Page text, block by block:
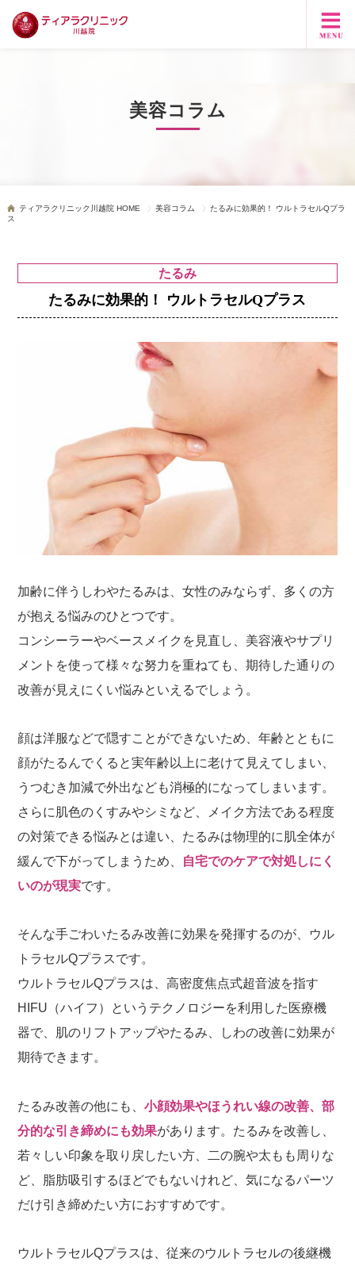
美容コラム
ティアラクリニック川越院 HOME 美容コラム
たるみに効果的！ ウルトラセルQプラ
ス
たるみ
たるみに効果的！ ウルトラセルQプラス
加齢に伴うしわやたるみは、女性のみならず、多くの方
が抱える悩みのひとつです。
コンシーラーやベースメイクを見直し、美容液やサプリ
メントを使って様々な努力を重ねても、期待した通りの
改善が見えにくい悩みといえるでしょう。
顔は洋服などで隠すことができないため、年齢とともに
顔がたるんでくると実年齢以上に老けて見えてしまい、
うつむき加減で外出なども消極的になってしまいます。
さらに肌色のくすみやシミなど、メイク方法である程度
の対策できる悩みとは違い、たるみは物理的に肌全体が
緩んで下がってしまうため、 自宅でのケアで対処しにく
いのが現実です。
そんな手ごわいたるみ改善に効果を発揮するのが、ウル
トラセルQプラスです。
ウルトラセルQプラスは、高密度焦点式超音波を指す
HIFU（ハイフ）というテクノロジーを利用した医療機
器で、肌のリフトアップやたるみ、しわの改善に効果が
期待できます。
たるみ改善の他にも、小顔効果やほうれい線の改善、部
分的な引き締めにも効果があります。たるみを改善し、
若々しい印象を取り戻したい方、二の腕や太もも周りな
ど、脂肪吸引するほどでもないけれど、気になるパーツ
だけ引き締めたい方におすすめです。
ウルトラセルQプラスは、従来のウルトラセルの後継機